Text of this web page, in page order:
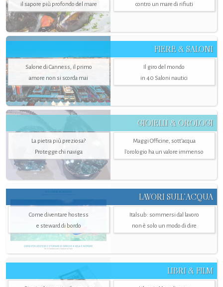
il sapore più profondo del mare
contro un mare di rifiuti
FIERE & SALONI
Salone di Canness, il primo
amore non si scorda mai
Il giro del mondo
in 40 Saloni nautici
GIOIELLI & OROLOGI
La pietra più preziosa?
Protegge chi naviga
Maggi Officine, sott’acqua
l'orologio ha un valore immenso
LAVORI SULL’ACQUA
Come diventare hostess
e steward di bordo
Italsub: sommersi dal lavoro
non è solo un modo di dire
LIBRI & FILM